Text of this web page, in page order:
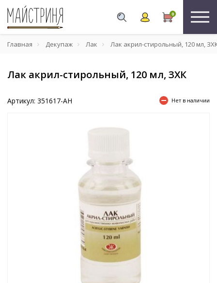
0
Главная Декупаж Лак Лак акрил-стирольный, 120 мл,
Лак акрил-стирольный, 120 мл, ЗХК
Артикул: 351617-AH Нет в наличии